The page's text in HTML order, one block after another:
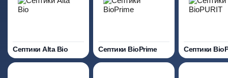
Септики Alta Bio Септики BioPrime Септики